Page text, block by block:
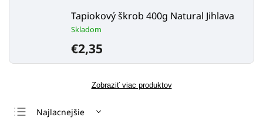
Tapiokový škrob 400g Natural Jihlava
Skladom
€2,35
Zobraziť viac produktov
Najlacnejšie